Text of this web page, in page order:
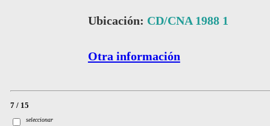
Ubicación: CD/CNA 1988 1
Otra información
7 / 15
seleccionar